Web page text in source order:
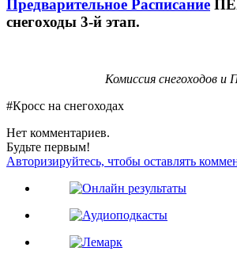
Предварительное Расписание
снегоходы 3-й этап.
Комиссия снегоходов
#Кросс на снегоходах
Нет комментариев.
Будьте первым!
Авторизируйтесь, чтобы оставлять